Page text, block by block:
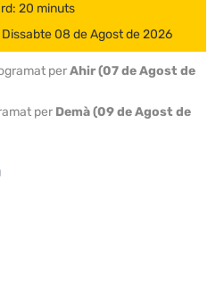
20 minuts
08 de Agost de 2026
perAhir (07 de Agost de
per Demà (09 de Agost de